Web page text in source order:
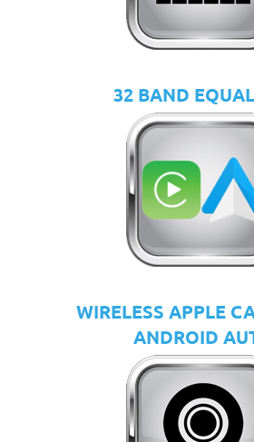
32 BAND
WIRELESS APPLE
ANDROID